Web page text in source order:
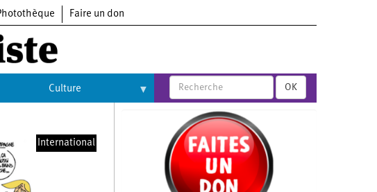
Faire un don
Culture
Arts
Cinéma
OK
International